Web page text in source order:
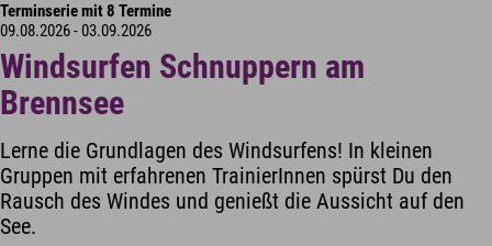
Terminserie mit 8 Termine
09.08.2026 - 03.09.2026
Windsurfen Schnuppern am
Brennsee
Lerne die Grundlagen des Windsurfens! In kleinen
Gruppen mit erfahrenen TrainierInnen spürst Du den
Rausch des Windes und genießt die Aussicht auf den
See.